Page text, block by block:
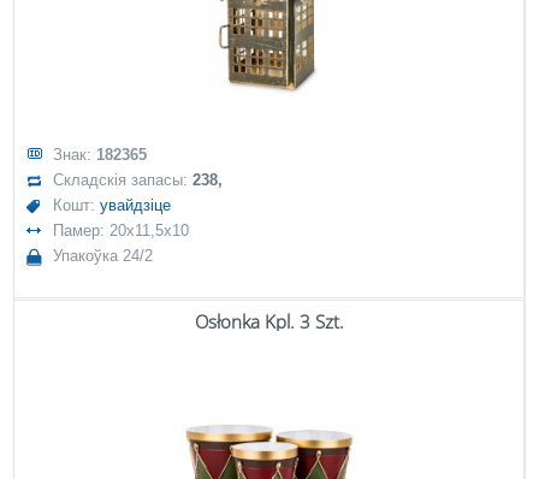
Знак: 182365
Складскія запасы:238,
Кошт:увайдзіце
Памер: 20x11,5x10
Упакоўка 24/2
Osłonka Kpl. 3 Szt.